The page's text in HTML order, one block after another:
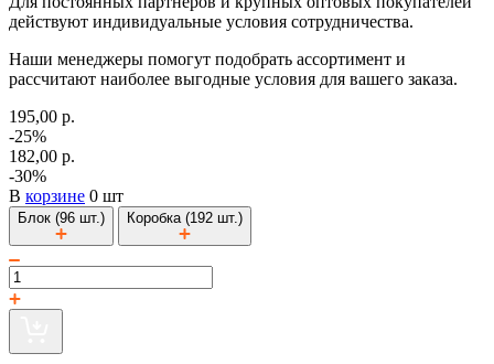
действуют индивидуальные условия сотрудничества.
Наши менеджеры помогут подобрать ассортимент и
рассчитают наиболее выгодные условия для вашего заказа.
195,00 р.
-25%
182,00 р.
-30%
В корзине 0 шт
Блок (96 шт.) Коробка (192 шт.)